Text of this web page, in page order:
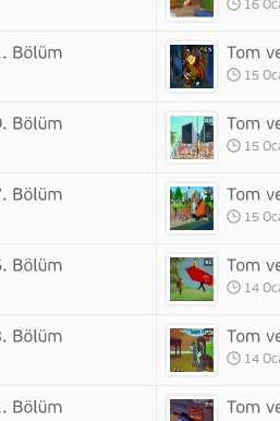
16
15
15
15
14
14